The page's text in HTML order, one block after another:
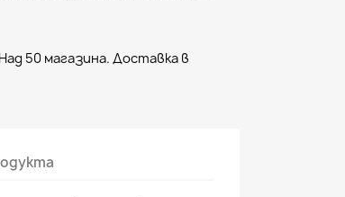
50 магазина. Доставка в